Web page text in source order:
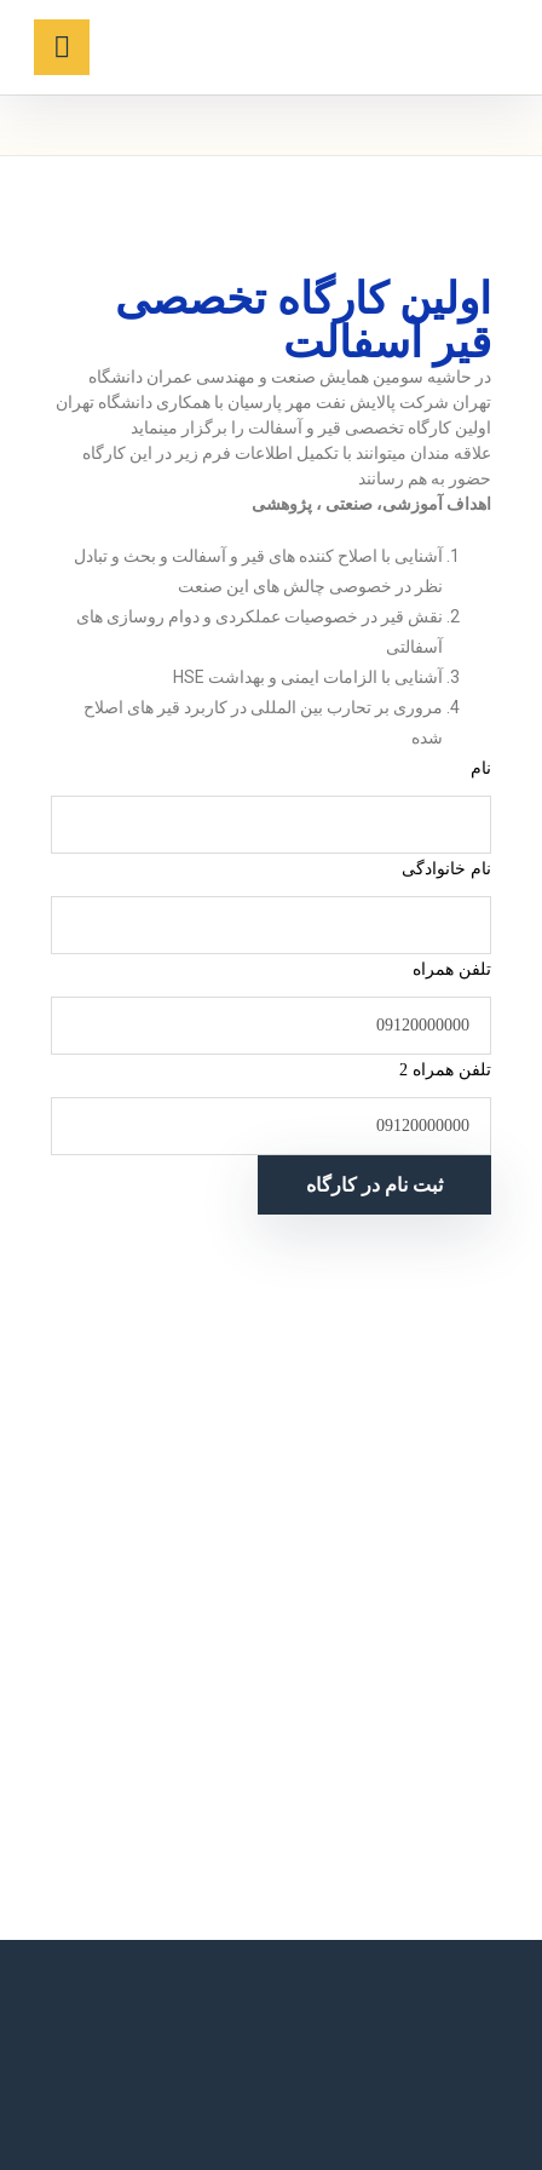
اولین کارگاه تخصصی
قیر آسفالت
در حاشیه سومین همایش صنعت و مهندسی عمران دانشگاه
تهران شرکت پالایش نفت مهر پارسیان با همکاری دانشگاه تهران
اولین کارگاه تخصصی قیر و آسفالت را برگزار مینماید
علاقه مندان میتوانند با تکمیل اطلاعات فرم زیر در این کارگاه
حضور به هم رسانند
اهداف آموزشی، صنعتی ، پژوهشی
آشنایی با اصلاح کننده های قیر و آسفالت و بحث و تبادل
نظر در خصوصی چالش های این صنعت
نقش قیر در خصوصیات عملکردی و دوام روسازی های
آسفالتی
آشنایی با الزامات ایمنی و بهداشت HSE
مروری بر تحارب بین المللی در کاربرد قیر های اصلاح
شده
نام
نام خانوادگی
تلفن همراه
تلفن همراه 2
ثبت نام در کارگاه